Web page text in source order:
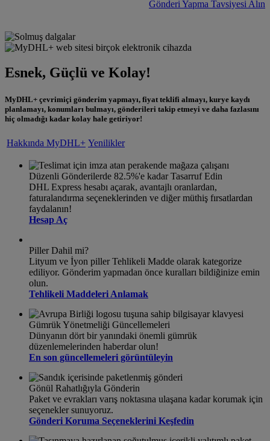
Gönderi Yapma Tavsiyesi Alın
Esnek, Güçlü ve Kolay!
MyDHL+ çevrimiçi gönderim yapmayı, fiyat teklifi almayı, kurye kaydı
planlamayı, konumları bulmayı, gönderileri takip etmeyi ve daha fazlasını
hiç olmadığı kadar kolay hale getiriyor!
Hakkında MyDHL+ Yenilikler
Düzenli Gönderilerde 82.5%'e kadar Tasarruf Edin
DHL Express hesabı açarak, avantajlı oranlardan,
faturalandırma seçeneklerinden ve diğer müthiş fırsatlardan
faydalanın!
Hesap Aç
Piller Dahil mi?
Lityum ve İyon piller Tehlikeli Madde olarak kategorize
ediliyor. Gönderim yapmadan önce kuralları bildiğinize emin
olun.
Tehlikeli Maddeleri Anlamak
Gümrük Yönetmeliği Güncellemeleri
Dünyanın dört bir yanındaki önemli gümrük
düzenlemelerinden haberdar olun!
En son güncellemeleri görüntüleyin
Gönül Rahatlığıyla Gönderin
Paket ve evrakları varış noktasına ulaşana kadar korumak için
seçenekler sunuyoruz.
Gönderi Koruma Seçeneklerini Keşfedin